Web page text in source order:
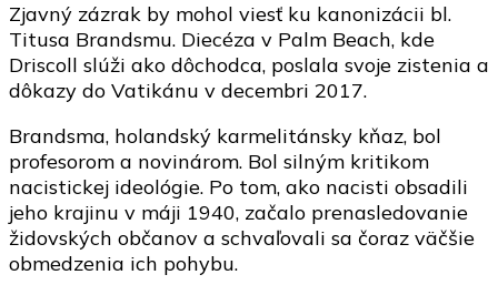
Zjavný zázrak by mohol viesť ku kanonizácii bl.
Titusa Brandsmu. Diecéza v Palm Beach, kde
Driscoll slúži ako dôchodca, poslala svoje zistenia a
dôkazy do Vatikánu v decembri 2017.
Brandsma, holandský karmelitánsky kňaz, bol
profesorom a novinárom. Bol silným kritikom
nacistickej ideológie. Po tom, ako nacisti obsadili
jeho krajinu v máji 1940, začalo prenasledovanie
židovských občanov a schvaľovali sa čoraz väčšie
obmedzenia ich pohybu.